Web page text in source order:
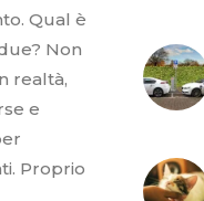
Qual è
Non
realtà,
e
Proprio